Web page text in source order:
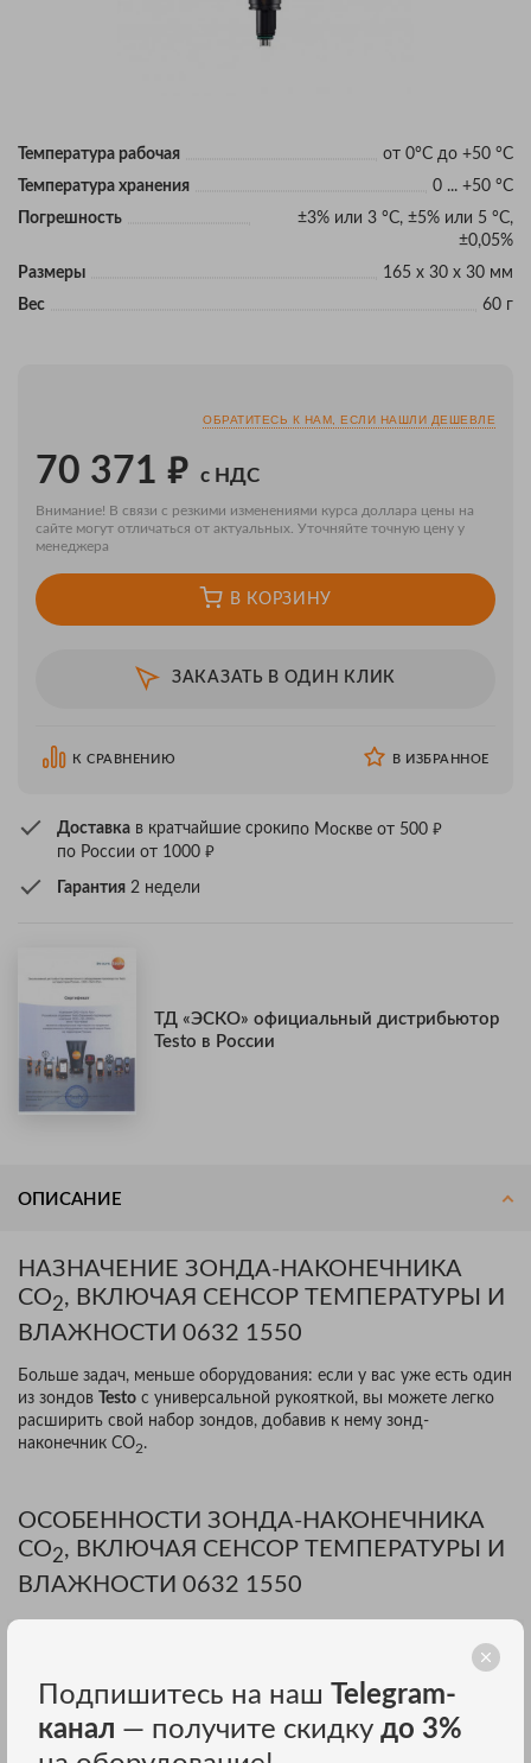
Температура рабочая
от 0°C до +50 °C
Температура хранения
0 ... +50 °C
Погрешность
±3% или 3 °C, ±5% или 5 °C,
±0,05%
Размеры
165 x 30 x 30 мм
Вес
60 г
ОБРАТИТЕСЬ К НАМ, ЕСЛИ НАШЛИ ДЕШЕВЛЕ
70 371 ₽ с НДС
Внимание! В связи с резкими изменениями курса доллара цены на
сайте могут отличаться от актуальных. Уточняйте точную цену у
менеджера
В КОРЗИНУ
ЗАКАЗАТЬ В ОДИН КЛИК
К СРАВНЕНИЮ В ИЗБРАННОЕ
Доставка в кратчайшие срокипо Москве от 500 ₽
по России от 1000 ₽
Гарантия 2 недели
ТД «ЭСКО» официальный дистрибьютор
Testo в России
ОПИСАНИЕ
НАЗНАЧЕНИЕ ЗОНДА-НАКОНЕЧНИКА
СО2, ВКЛЮЧАЯ СЕНСОР ТЕМПЕРАТУРЫ И
ВЛАЖНОСТИ 0632 1550
Больше задач, меньше оборудования: если у вас уже есть один
из зондов Testo с универсальной рукояткой, вы можете легко
расширить свой набор зондов, добавив к нему зонд-
наконечник CO2.
ОСОБЕННОСТИ ЗОНДА-НАКОНЕЧНИКА
СО2, ВКЛЮЧАЯ СЕНСОР ТЕМПЕРАТУРЫ И
ВЛАЖНОСТИ 0632 1550
помещениях, включая долгосрочные измерения;
Высокоточный: компенсация абсолютного давления, расчет
температуры шарика смоченного термометра, точки росы и
абсолютной влажности;
Подпишитесь на наш Telegram-
канал — получите скидку до 3%